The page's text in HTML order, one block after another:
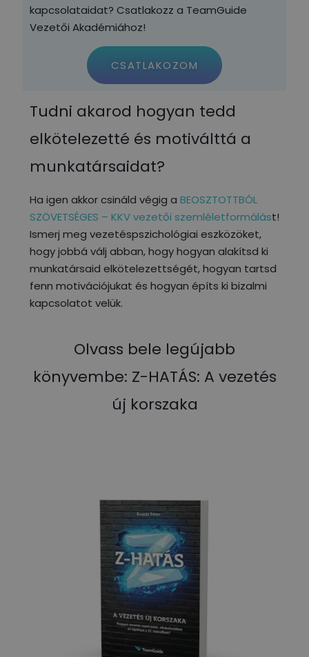
kapcsolataidat? Csatlakozz a TeamGuide
Vezetői Akadémiához!
CSATLAKOZOM
Tudni akarod hogyan tedd
elkötelezetté és motiválttá a
munkatársaidat?
Ha igen akkor csináld végig a BEOSZTOTTBÓL
SZÖVETSÉGES – KKV vezetői szemléletformálást!
Ismerj meg vezetéspszichológiai eszközöket,
hogy jobbá válj abban, hogy hogyan alakítsd ki
munkatársaid elkötelezettségét, hogyan tartsd
fenn motivációjukat és hogyan építs ki bizalmi
kapcsolatot velük.
Olvass bele legújabb
könyvembe: Z-HATÁS: A vezetés
új korszaka